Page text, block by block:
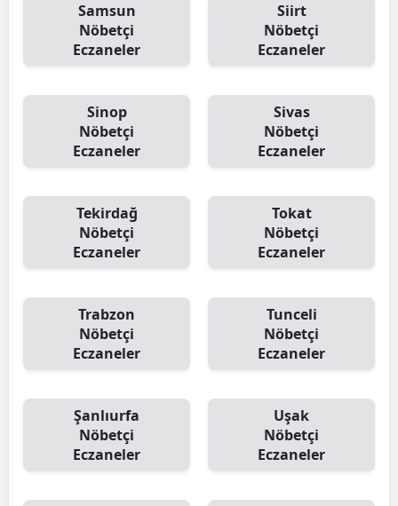
Samsun
Nöbetçi
Eczaneler
Siirt
Nöbetçi
Eczaneler
Sinop
Nöbetçi
Eczaneler
Sivas
Nöbetçi
Eczaneler
Tekirdağ
Nöbetçi
Eczaneler
Tokat
Nöbetçi
Eczaneler
Trabzon
Nöbetçi
Eczaneler
Tunceli
Nöbetçi
Eczaneler
Şanlıurfa
Nöbetçi
Eczaneler
Uşak
Nöbetçi
Eczaneler